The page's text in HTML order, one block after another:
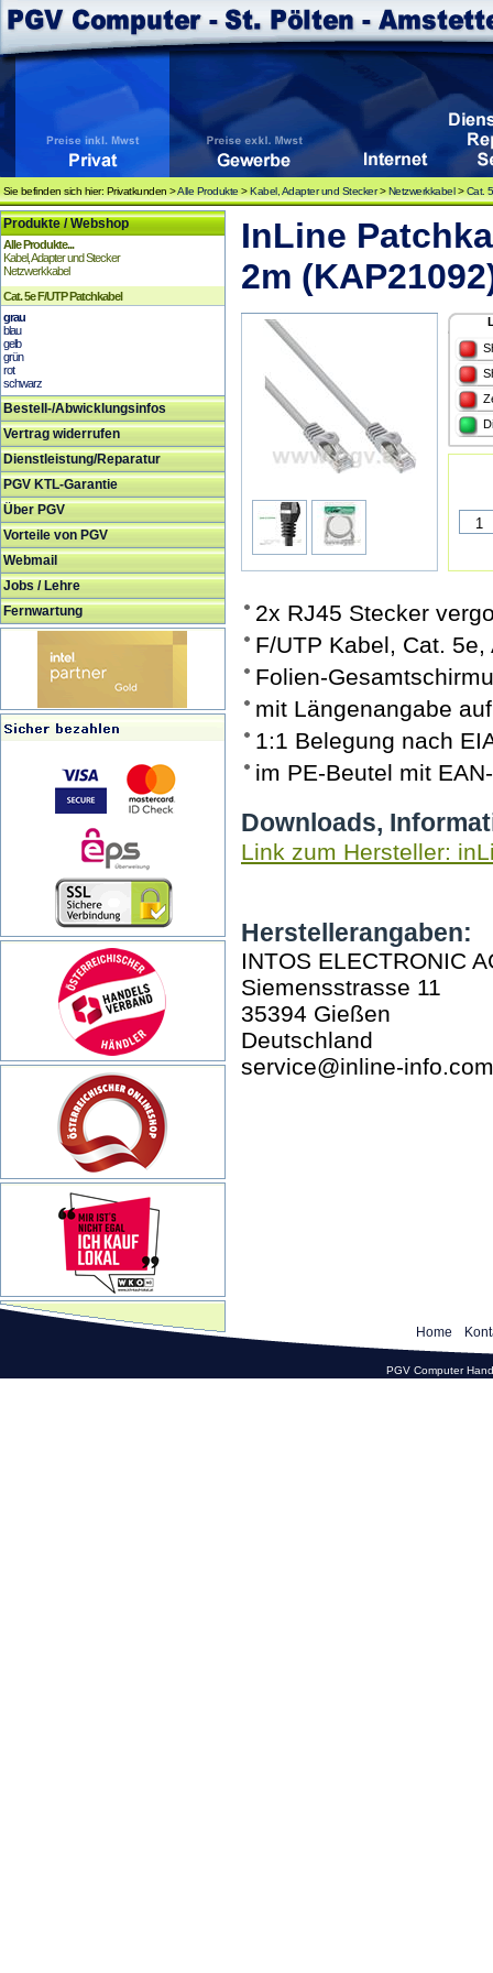
Sie befinden sich hier: Privatkunden >Alle Produkte >Kabel, Adapter und Stecker>Netzwerkkabel>Cat.
Produkte / Webshop
Alle Produkte...
Kabel, Adapter und Stecker
Netzwerkkabel
Cat. 5e F/UTP Patchkabel
grau
blau
gelb
grün
rot
schwarz
Bestell-/Abwicklungsinfos
Vertrag widerrufen
Dienstleistung/Reparatur
PGV KTL-Garantie
Über PGV
Vorteile von PGV
Webmail
Jobs / Lehre
Fernwartung
InLine
2m
2x RJ45 Stecker
F/UTP Kabel, Cat. 5e,
Folien-
mit Längenangabe
1:1 Belegung nach
im PE-Beutel mit
Downloads,
Link zum Hersteller:
Herstellerangaben:
INTOS ELECTRONIC
Siemensstrasse 11
35394 Gießen
Deutschland
service@inline-info.com
Home
PGV Computer